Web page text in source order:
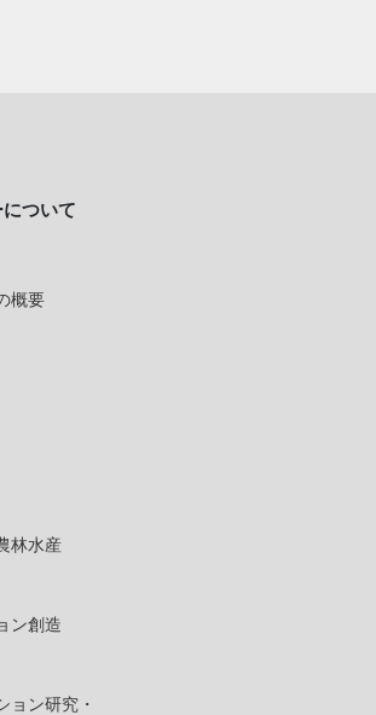
ついて
概要
林水産
ン創造
ョン研究・